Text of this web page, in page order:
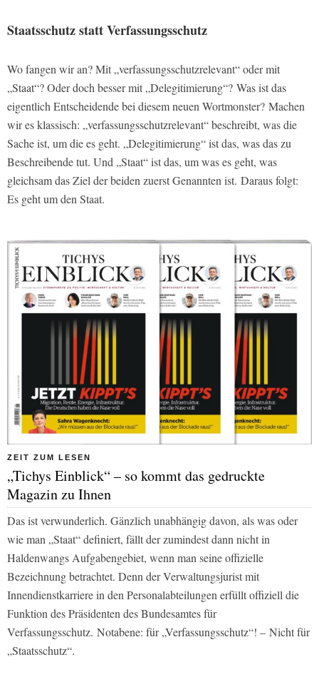
Staatsschutz statt Verfassungsschutz
Wo fangen wir an? Mit „verfassungsschutzrelevant“ oder mit
„Staat“? Oder doch besser mit „Delegitimierung“? Was ist das
eigentlich Entscheidende bei diesem neuen Wortmonster? Machen
wir es klassisch: „verfassungsschutzrelevant“ beschreibt, was die
Sache ist, um die es geht. „Delegitimierung“ ist das, was das zu
Beschreibende tut. Und „Staat“ ist das, um was es geht, was
gleichsam das Ziel der beiden zuerst Genannten ist. Daraus folgt:
Es geht um den Staat.
ZEIT ZUM LESEN
„Tichys Einblick“ – so kommt das gedruckte
Magazin zu Ihnen
Das ist verwunderlich. Gänzlich unabhängig davon, als was oder
wie man „Staat“ definiert, fällt der zumindest dann nicht in
Haldenwangs Aufgabengebiet, wenn man seine offizielle
Bezeichnung betrachtet. Denn der Verwaltungsjurist mit
Innendienstkarriere in den Personalabteilungen erfüllt offiziell die
Funktion des Präsidenten des Bundesamtes für
Verfassungsschutz. Notabene: für „Verfassungsschutz“! – Nicht für
„Staatsschutz“.